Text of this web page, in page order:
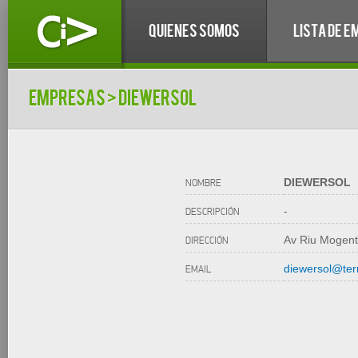
QUIENES SOMOS LISTA DE
empresas> DIEWERSOL
NOMBRE DIEWERSOL
DESCRIPCIÓN -
DIRECCIÓN Av Riu
EMAIL